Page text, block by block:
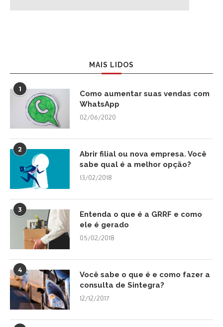
MAIS LIDOS
1
Como aumentar suas vendas com
WhatsApp
02/06/2020
2
Abrir filial ou nova empresa. Você
sabe qual é a melhor opção?
13/02/2018
3
Entenda o que é a GRRF e como
ele é gerado
05/02/2018
4
Você sabe o que é e como fazer a
consulta de Sintegra?
12/12/2017